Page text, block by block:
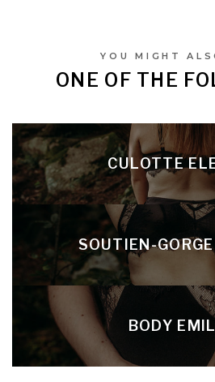
YOU MIGHT
ONE OF THE
CULOTTE
SOUTIEN-
BODY